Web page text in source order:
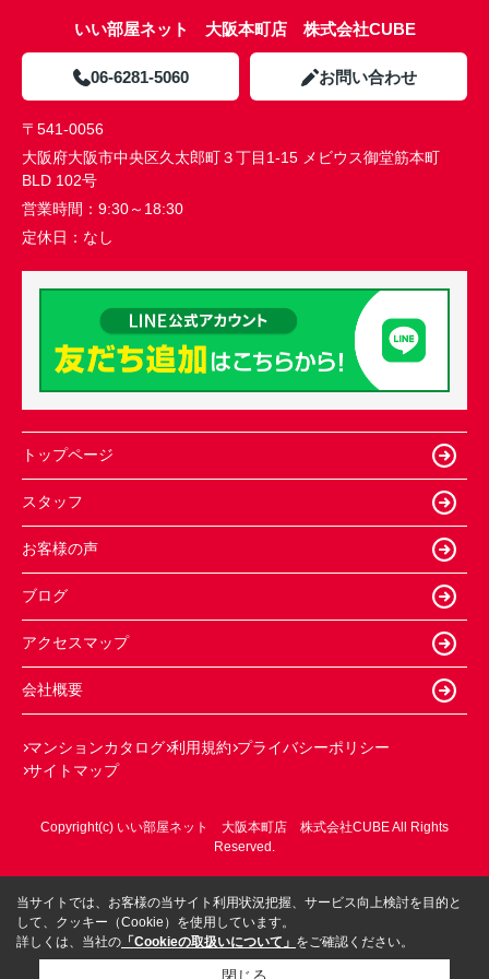
いい部屋ネット 大阪本町店 株式会社CUBE
06-6281-5060 お問い合わせ
〒541-0056
大阪府大阪市中央区久太郎町３丁目1-15 メビウス御堂筋本町
BLD 102号
営業時間： 9:30～18:30
定休日： なし
トップページ
スタッフ
お客様の声
ブログ
アクセスマップ
会社概要
マンションカタログ 利用規約 プライバシーポリシー
サイトマップ
Copyright(c) いい部屋ネット 大阪本町店 株式会社CUBE All Rights
Reserved.
当サイトでは、お客様の当サイト利用状況把握、サービス向上検討を目的と
して、クッキー（Cookie）を使用しています。
詳しくは、当社の 「Cookieの取扱いについて」 をご確認ください。